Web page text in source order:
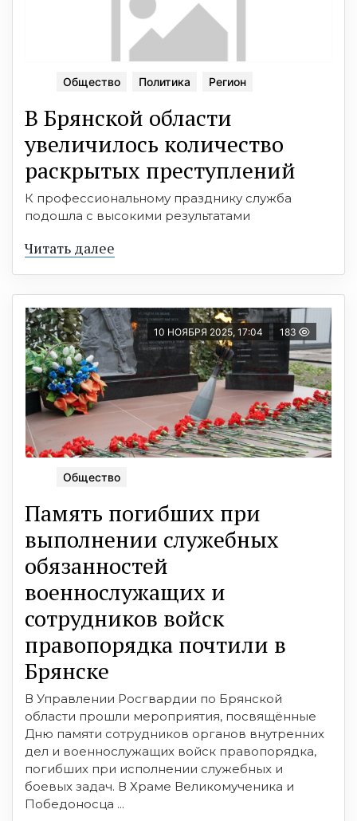
Общество Политика Регион
В Брянской области
увеличилось количество
раскрытых преступлений
К профессиональному празднику служба
подошла с высокими результатами
Читать далее
10 НОЯБРЯ 2025, 17:04 183
Общество
Память погибших при
выполнении служебных
обязанностей
военнослужащих и
сотрудников войск
правопорядка почтили в
Брянске
В Управлении Росгвардии по Брянской
области прошли мероприятия, посвящённые
Дню памяти сотрудников органов внутренних
дел и военнослужащих войск правопорядка,
погибших при исполнении служебных и
боевых задач. В Храме Великомученика и
Победоносца ...